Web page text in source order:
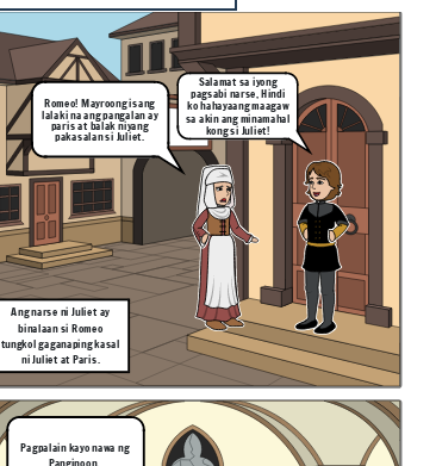
Romeo! Mayroong isang
lalaki na ang pangalan ay
paris at balak niyang
pakasalan si Juliet.
Salamat sa iyong
pagsabi narse, Hindi
ko hahayaang maagaw
sa akin ang minamahal
kong si Juliet!
Ang narse ni Juliet ay
binalaan si Romeo
tungkol gaganaping kasal
ni Juliet at Paris.
Pagpalain kayo nawa ng
Panginoon.